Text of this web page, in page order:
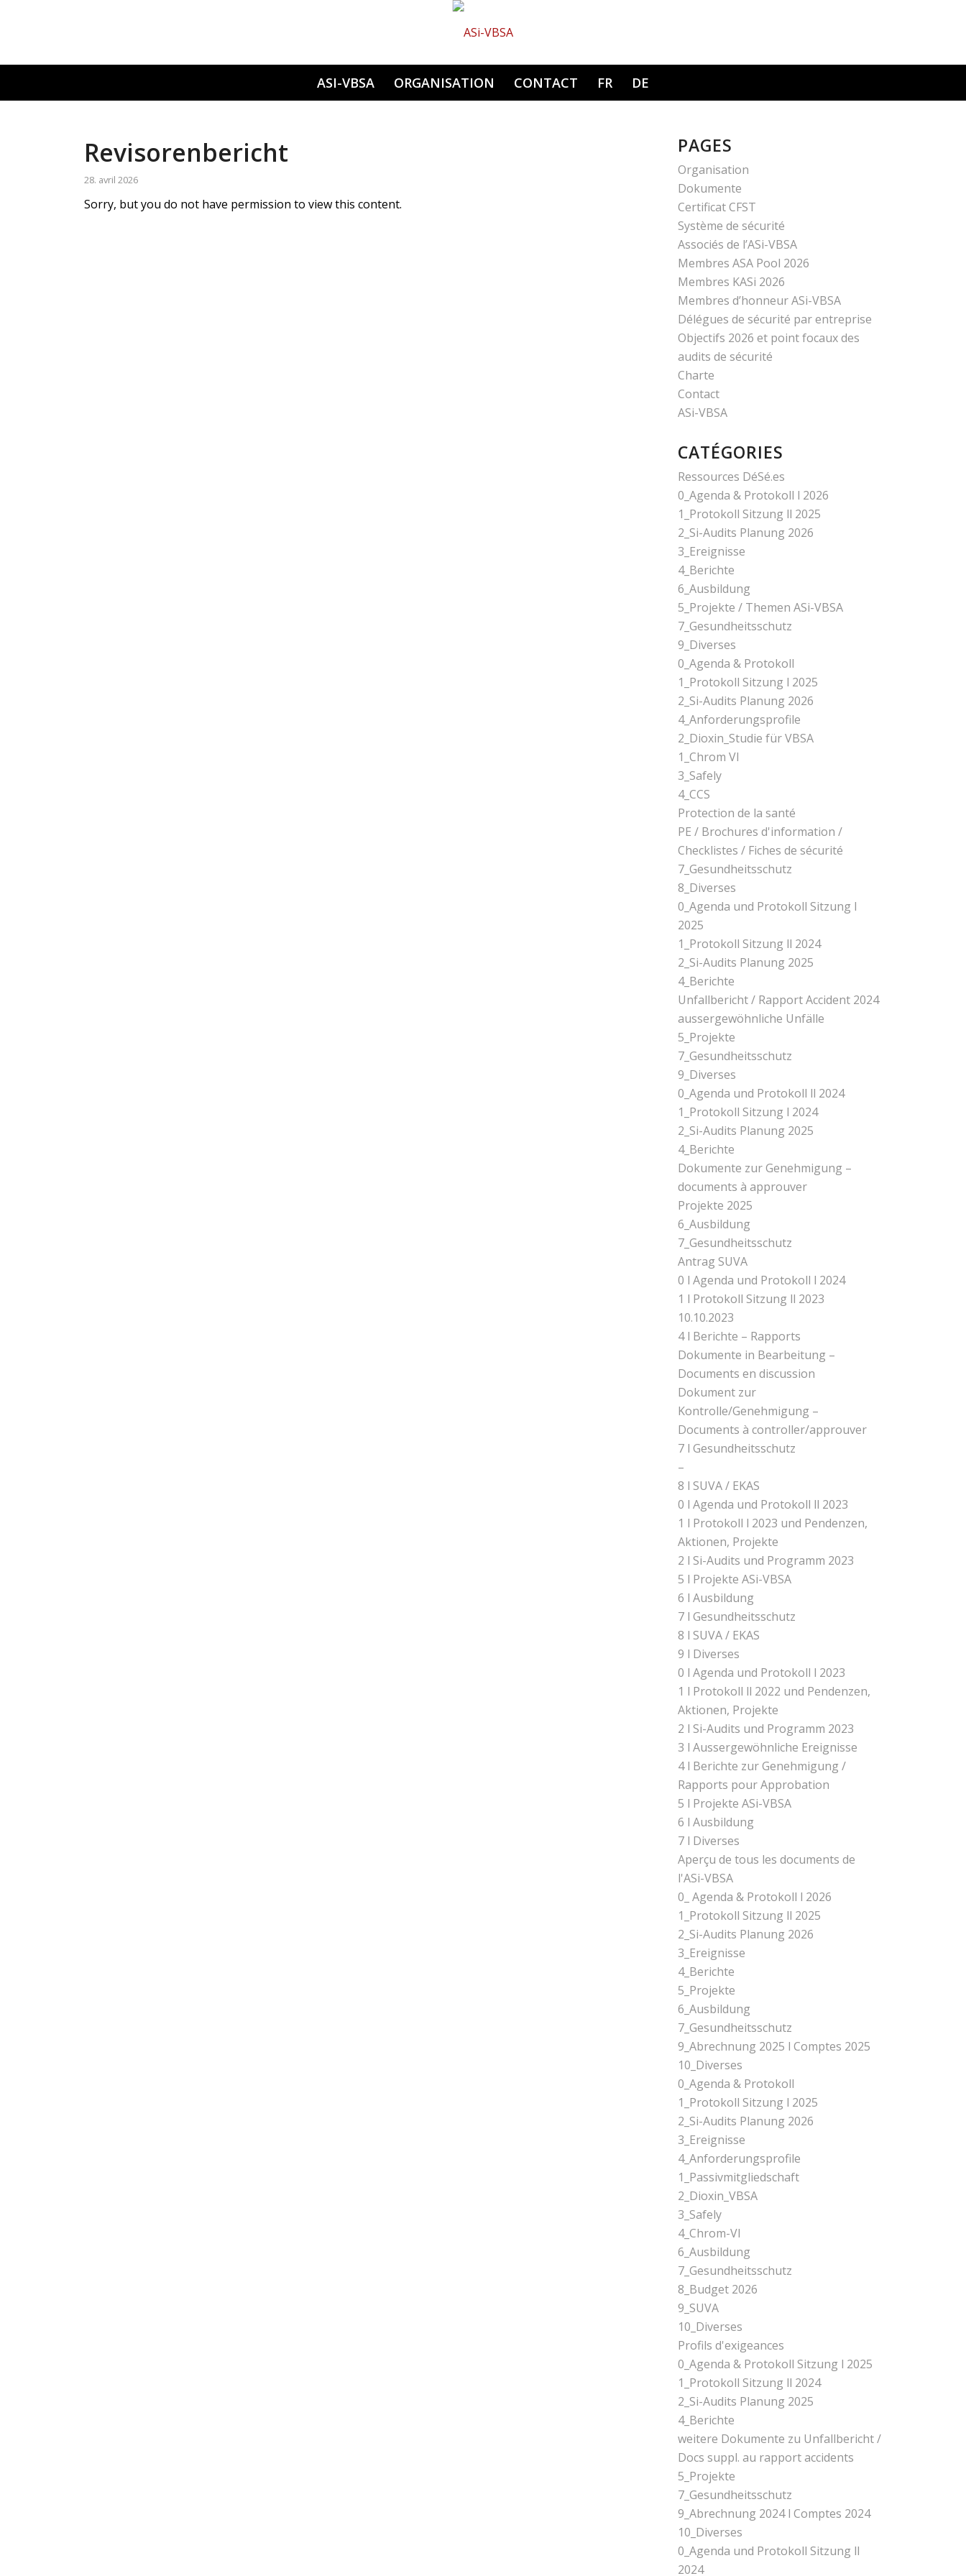
Hauptnavigation
ASI-VBSA ORGANISATION CONTACT FR DE
Revisorenbericht
28. avril 2026
Sorry, but you do not have permission to view this content.
PAGES
Organisation
Dokumente
Certificat CFST
Système de sécurité
Associés de l’ASi-VBSA
Membres ASA Pool 2026
Membres KASi 2026
Membres d’honneur ASi-VBSA
Délégues de sécurité par entreprise
Objectifs 2026 et point focaux des
audits de sécurité
Charte
Contact
ASi-VBSA
CATÉGORIES
Ressources DéSé.es
0_Agenda & Protokoll l 2026
1_Protokoll Sitzung ll 2025
2_Si-Audits Planung 2026
3_Ereignisse
4_Berichte
6_Ausbildung
5_Projekte / Themen ASi-VBSA
7_Gesundheitsschutz
9_Diverses
0_Agenda & Protokoll
1_Protokoll Sitzung l 2025
2_Si-Audits Planung 2026
4_Anforderungsprofile
2_Dioxin_Studie für VBSA
1_Chrom Vl
3_Safely
4_CCS
Protection de la santé
PE / Brochures d'information /
Checklistes / Fiches de sécurité
7_Gesundheitsschutz
8_Diverses
0_Agenda und Protokoll Sitzung l
2025
1_Protokoll Sitzung ll 2024
2_Si-Audits Planung 2025
4_Berichte
Unfallbericht / Rapport Accident 2024
aussergewöhnliche Unfälle
5_Projekte
7_Gesundheitsschutz
9_Diverses
0_Agenda und Protokoll ll 2024
1_Protokoll Sitzung l 2024
2_Si-Audits Planung 2025
4_Berichte
Dokumente zur Genehmigung –
documents à approuver
Projekte 2025
6_Ausbildung
7_Gesundheitsschutz
Antrag SUVA
0 l Agenda und Protokoll l 2024
1 l Protokoll Sitzung ll 2023
10.10.2023
4 l Berichte – Rapports
Dokumente in Bearbeitung –
Documents en discussion
Dokument zur
Kontrolle/Genehmigung –
Documents à controller/approuver
7 l Gesundheitsschutz
–
8 l SUVA / EKAS
0 l Agenda und Protokoll ll 2023
1 l Protokoll l 2023 und Pendenzen,
Aktionen, Projekte
2 l Si-Audits und Programm 2023
5 l Projekte ASi-VBSA
6 l Ausbildung
7 l Gesundheitsschutz
8 l SUVA / EKAS
9 l Diverses
0 l Agenda und Protokoll l 2023
1 l Protokoll ll 2022 und Pendenzen,
Aktionen, Projekte
2 l Si-Audits und Programm 2023
3 l Aussergewöhnliche Ereignisse
4 l Berichte zur Genehmigung /
Rapports pour Approbation
5 l Projekte ASi-VBSA
6 l Ausbildung
7 l Diverses
Aperçu de tous les documents de
l'ASi-VBSA
0_ Agenda & Protokoll l 2026
1_Protokoll Sitzung ll 2025
2_Si-Audits Planung 2026
3_Ereignisse
4_Berichte
5_Projekte
6_Ausbildung
7_Gesundheitsschutz
9_Abrechnung 2025 l Comptes 2025
10_Diverses
0_Agenda & Protokoll
1_Protokoll Sitzung l 2025
2_Si-Audits Planung 2026
3_Ereignisse
4_Anforderungsprofile
1_Passivmitgliedschaft
2_Dioxin_VBSA
3_Safely
4_Chrom-Vl
6_Ausbildung
7_Gesundheitsschutz
8_Budget 2026
9_SUVA
10_Diverses
Profils d'exigeances
0_Agenda & Protokoll Sitzung l 2025
1_Protokoll Sitzung ll 2024
2_Si-Audits Planung 2025
4_Berichte
weitere Dokumente zu Unfallbericht /
Docs suppl. au rapport accidents
5_Projekte
7_Gesundheitsschutz
9_Abrechnung 2024 l Comptes 2024
10_Diverses
0_Agenda und Protokoll Sitzung ll
2024